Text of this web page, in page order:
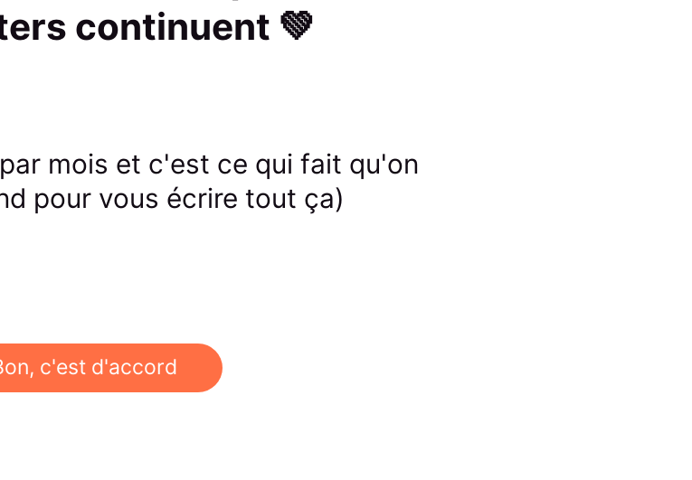
continuent 💚
mois et c'est ce qui fait qu'on
pour vous écrire tout ça)
c'est d'accord